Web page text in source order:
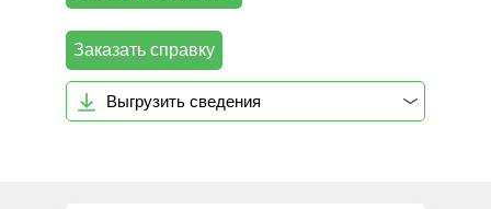
Заказать справку
Выгрузить сведения